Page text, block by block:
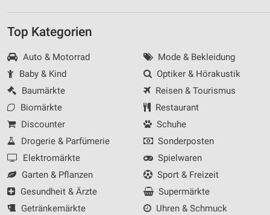
Top Kategorien
Auto & Motorrad
Baby & Kind
Baumärkte
Biomärkte
Discounter
Drogerie & Parfümerie
Elektromärkte
Garten & Pflanzen
Gesundheit & Ärzte
Getränkemärkte
Mode & Bekleidung
Optiker & Hörakustik
Reisen & Tourismus
Restaurant
Schuhe
Sonderposten
Spielwaren
Sport & Freizeit
Supermärkte
Uhren & Schmuck